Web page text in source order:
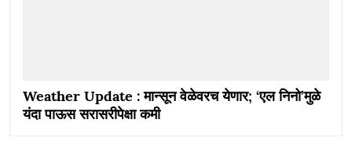
Weather Update : मान्सून वेळेवरच येणार; ‘एल निनो’मुळे
यंदा पाऊस सरासरीपेक्षा कमी